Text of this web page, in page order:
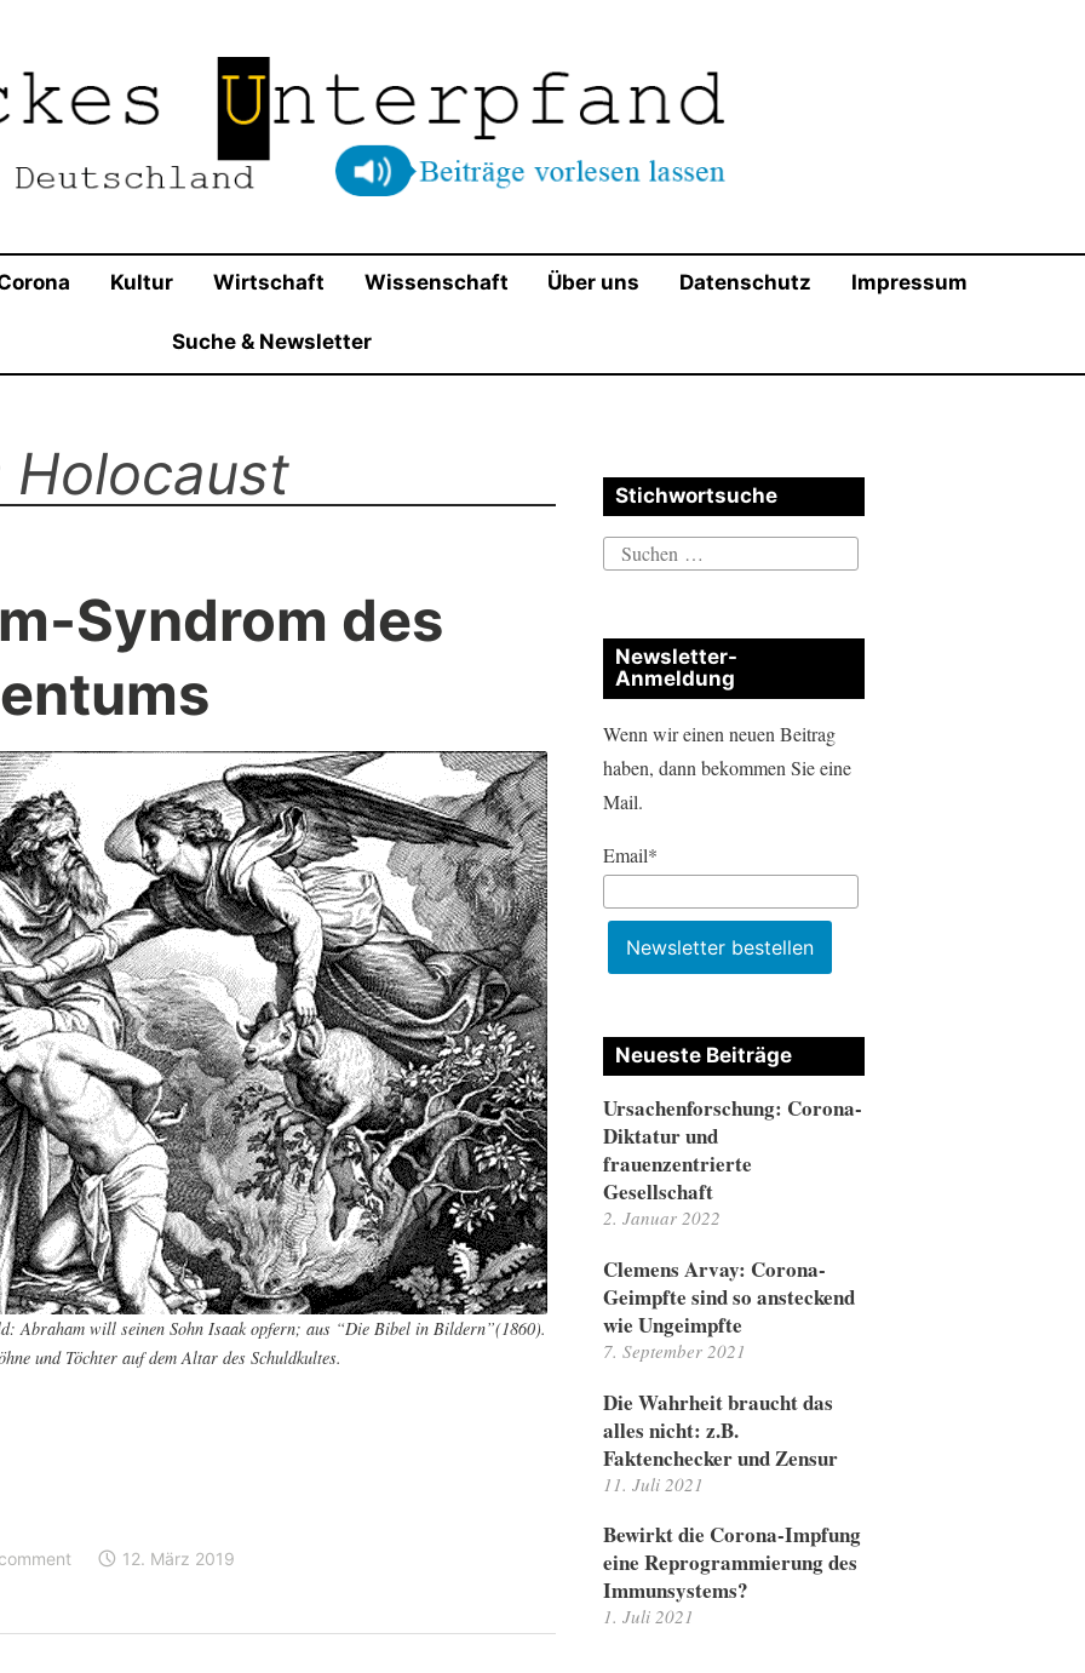
für Deutschland
die Ansichten von Wirtschaftsliberalen und Konservativen zu respektieren!
Kultur Wirtschaft Wissenschaft Über uns Datenschutz Impressum
Suche & Newsletter
Holocaust
Syndrom des
Abraham will seinen Sohn Isaak opfern; aus “Die Bibel in Bildern”(1860).
und Töchter auf dem Altar des Schuldkultes.
12. März 2019
Stichwortsuche
Suchen
Newsletter-
Anmeldung
Wenn wir einen neuen Beitrag
haben, dann bekommen Sie eine
Mail.
Email*
Neueste Beiträge
Ursachenforschung: Corona-
Diktatur und
frauenzentrierte
Gesellschaft
2. Januar 2022
Clemens Arvay: Corona-
Geimpfte sind so ansteckend
wie Ungeimpfte
7. September 2021
Die Wahrheit braucht das
alles nicht: z.B.
Faktenchecker und Zensur
11. Juli 2021
Bewirkt die Corona-Impfung
eine Reprogrammierung des
Immunsystems?
1. Juli 2021